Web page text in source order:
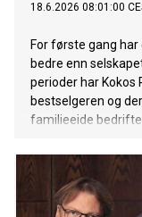
18.6.2026 08:01:00
For første gang
bedre enn
perioder har Kokos
bestselgeren og
familieeide